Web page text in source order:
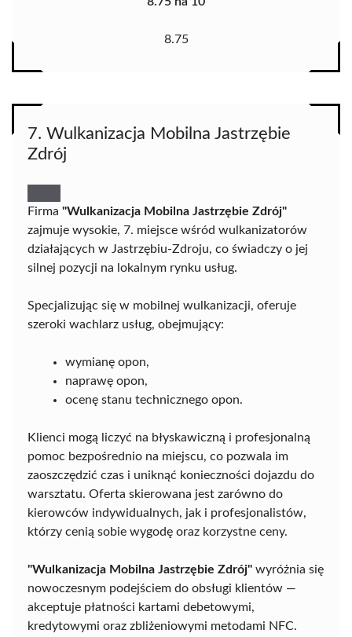
8.75
7. Wulkanizacja Mobilna Jastrzębie
Zdrój
Firma "Wulkanizacja Mobilna Jastrzębie Zdrój"
zajmuje wysokie, 7. miejsce wśród wulkanizatorów
działających w Jastrzębiu-Zdroju, co świadczy o jej
silnej pozycji na lokalnym rynku usług.
Specjalizując się w mobilnej wulkanizacji, oferuje
szeroki wachlarz usług, obejmujący:
wymianę opon,
naprawę opon,
ocenę stanu technicznego opon.
Klienci mogą liczyć na błyskawiczną i profesjonalną
pomoc bezpośrednio na miejscu, co pozwala im
zaoszczędzić czas i uniknąć konieczności dojazdu do
warsztatu. Oferta skierowana jest zarówno do
kierowców indywidualnych, jak i profesjonalistów,
którzy cenią sobie wygodę oraz korzystne ceny.
"Wulkanizacja Mobilna Jastrzębie Zdrój" wyróżnia się
nowoczesnym podejściem do obsługi klientów —
akceptuje płatności kartami debetowymi,
kredytowymi oraz zbliżeniowymi metodami NFC.